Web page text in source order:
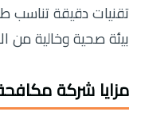
تقنيات دقيقة تناسب
بيئة صحية وخالية من
مزايا شركة